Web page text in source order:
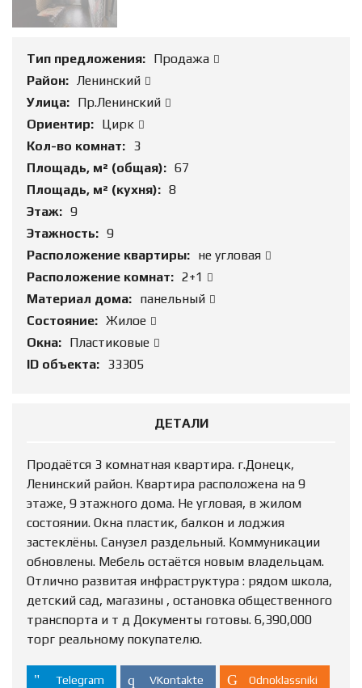
Тип предложения: Продажа
Район: Ленинский
Улица: Пр.Ленинский
Ориентир: Цирк
Кол-во комнат: 3
Площадь, м² (общая): 67
Площадь, м² (кухня): 8
Этаж: 9
Этажность: 9
Расположение квартиры: не угловая
Расположение комнат: 2+1
Материал дома: панельный
Состояние: Жилое
Окна: Пластиковые
ID объекта: 33305
ДЕТАЛИ
Продаётся 3 комнатная квартира. г.Донецк,
Ленинский район. Квартира расположена на 9
этаже, 9 этажного дома. Не угловая, в жилом
состоянии. Окна пластик, балкон и лоджия
застеклёны. Санузел раздельный. Коммуникации
обновлены. Мебель остаётся новым владельцам.
Отлично развитая инфраструктура : рядом школа,
детский сад, магазины , остановка общественного
транспорта и т д Документы готовы. 6,390,000
торг реальному покупателю.
Telegram VKontakte Odnoklassniki